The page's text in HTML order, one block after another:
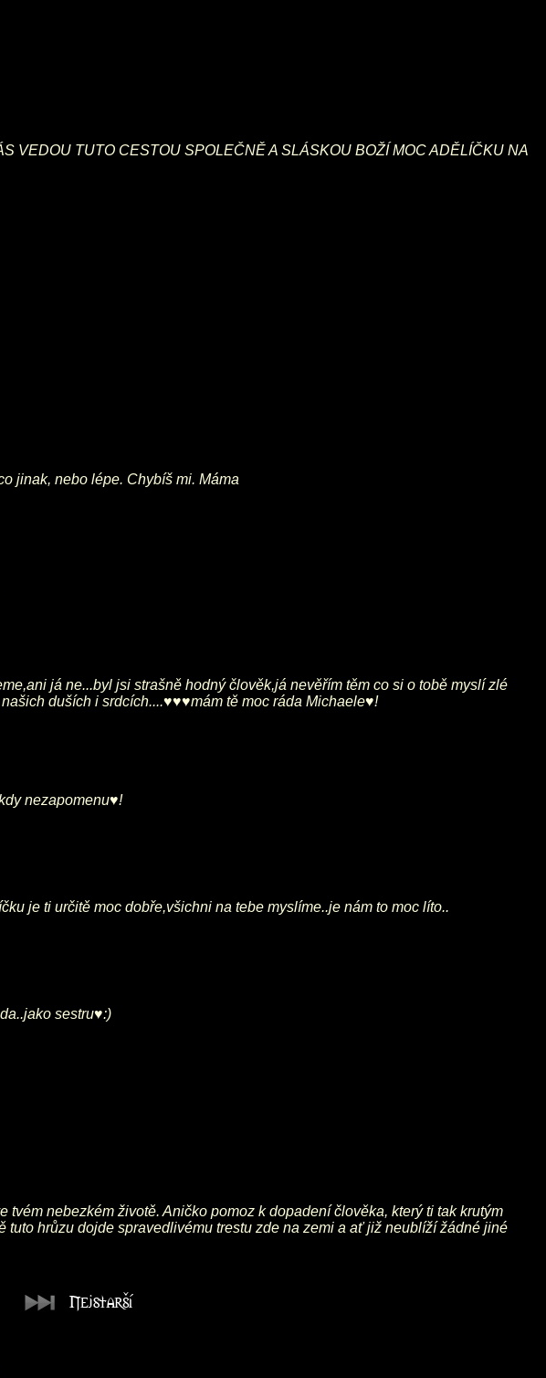
VEDOU TUTO CESTOU SPOLEČNĚ A SLÁSKOU BOŽÍ MOC ADĚLÍČKU NA
jinak, nebo lépe. Chybíš mi. Máma
já ne...byl jsi strašně hodný člověk,já nevěřím těm co si o tobě myslí zlé
duších i srdcích....♥♥♥mám tě moc ráda Michaele♥!
nezapomenu♥!
je ti určitě moc dobře,všichni na tebe myslíme..je nám to moc líto..
sestru♥:)
nebezkém životě. Aničko pomoz k dopadení člověka, který ti tak krutým
hrůzu dojde spravedlivému trestu zde na zemi a ať již neublíží žádné jiné